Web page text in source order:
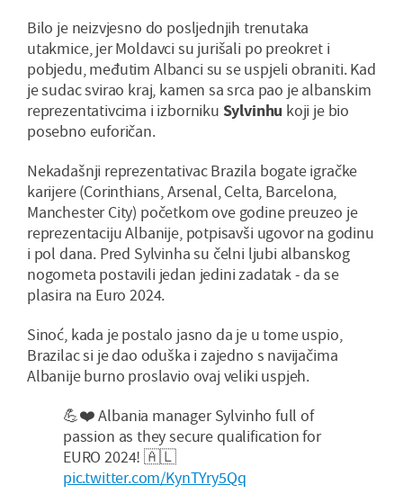
Bilo je neizvjesno do posljednjih trenutaka
utakmice, jer Moldavci su jurišali po preokret i
pobjedu, međutim Albanci su se uspjeli obraniti. Kad
je sudac svirao kraj, kamen sa srca pao je albanskim
reprezentativcima i izborniku Sylvinhu koji je bio
posebno euforičan.
Nekadašnji reprezentativac Brazila bogate igračke
karijere (Corinthians, Arsenal, Celta, Barcelona,
Manchester City) početkom ove godine preuzeo je
reprezentaciju Albanije, potpisavši ugovor na godinu
i pol dana. Pred Sylvinha su čelni ljubi albanskog
nogometa postavili jedan jedini zadatak - da se
plasira na Euro 2024.
Sinoć, kada je postalo jasno da je u tome uspio,
Brazilac si je dao oduška i zajedno s navijačima
Albanije burno proslavio ovaj veliki uspjeh.
💪❤️ Albania manager Sylvinho full of
passion as they secure qualification for
EURO 2024! 🇦🇱
pic.twitter.com/KynTYry5Qq